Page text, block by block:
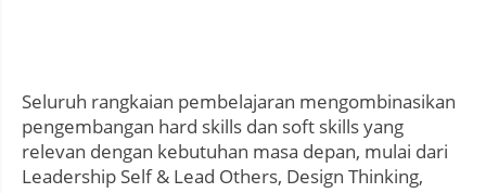
Seluruh rangkaian pembelajaran mengombinasikan
pengembangan hard skills dan soft skills yang
relevan dengan kebutuhan masa depan, mulai dari
Leadership Self & Lead Others, Design Thinking,